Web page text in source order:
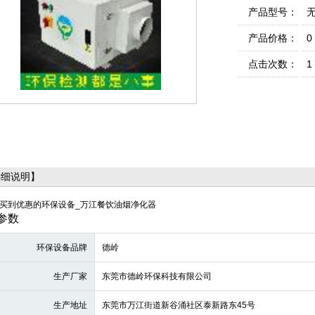
产品型号：
产品价格：
点击次数：
0
1
说明】
到优惠的环保设备_万江餐饮油烟净化器
数
环保设备品牌 德岭
生产厂家 东莞市德岭环保科技有限公司
生产地址 东莞市万江街道新谷涌社区泰新路东45号